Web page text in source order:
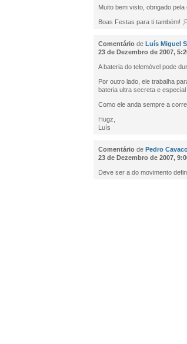
Muito bem visto, obrigado
Boas Festas para ti também!
Comentário de Luís Miguel
23 de Dezembro de 2007,
A bateria do telemóvel pode
Por outro lado, ele trabalha
bateria ultra secreta e especial
Como ele anda sempre a
Hugz,
Luís
Comentário de Pedro
23 de Dezembro de 2007,
Deve ser a do movimento